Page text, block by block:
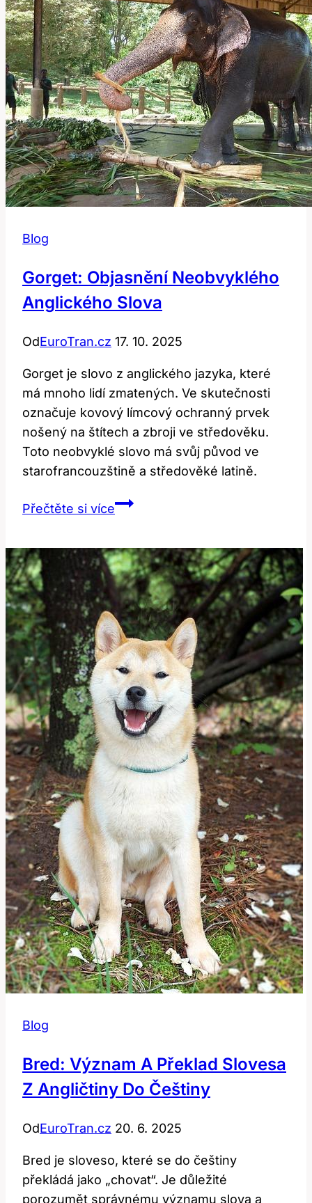
Slova
Pro
Dřevěnou
Chatu
Blog
Gorget: Objasnění Neobvyklého
Anglického Slova
OdEuroTran.cz 17. 10. 2025
Gorget je slovo z anglického jazyka, které
má mnoho lidí zmatených. Ve skutečnosti
označuje kovový límcový ochranný prvek
nošený na štítech a zbroji ve středověku.
Toto neobvyklé slovo má svůj původ ve
starofrancouzštině a středověké latině.
Přečtěte si víceGorget:
anglického
slova
Blog
Bred: Význam A Překlad Slovesa
Z Angličtiny Do Češtiny
OdEuroTran.cz 20. 6. 2025
Bred je sloveso, které se do češtiny
překládá jako „chovat“. Je důležité
porozumět správnému významu slova a